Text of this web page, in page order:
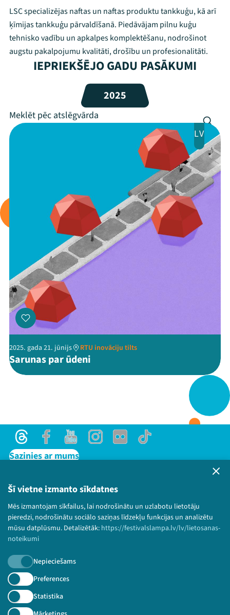
Šī vietne izmanto sīkdatnes
Mēs izmantojam sīkfailus, lai nodrošinātu un uzlabotu lietotāju
pieredzi, nodrošinātu sociālo saziņas līdzekļu funkcijas un analizētu
mūsu datplūsmu. Detalizētāk: https://festivalslampa.lv/lv/lietosanas-
noteikumi
Nepieciešams
Preferences
Statistika
Mana programma
Festivāls
Programma
Viņi bija LAMPĀ 2026
Jaunumi
Ziedo
Veikals
TikTok
LSC specializējas naftas un naftas produktu tankkuģu, kā arī
ķīmijas tankkuģu pārvaldīšanā. Piedāvājam pilnu kuģu
tehnisko vadību un apkalpes komplektēšanu, nodrošinot
augstu pakalpojumu kvalitāti, drošību un profesionalitāti.
IEPRIEKŠĒJO GADU PASĀKUMI
2025
LV
2025. gada 21. jūnijs RTU inovāciju tilts
Sarunas par ūdeni
ThreadsFacebookYoutubeInstagram
Flick TikTok
Sazinies ar mums
Lietošanas noteikumi un sīkdatņu politika
Bērnu aizsardzības politika
© 2026 Sarunu festivāls LAMPA Visas tiesības
paturētas.
Piesakies jaunumiem!
Nepalaid garām aktuālāko informāciju!